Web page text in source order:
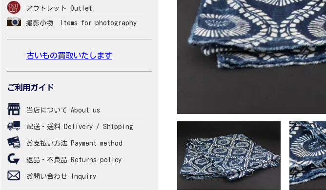
アウトレット Outlet
撮影小物 Items for photography
古いもの買取いたします
ご利用ガイド
当店について About us
配送・送料 Delivery / Shipping
お支払い方法 Payment method
返品・不良品 Returns policy
お問い合わせ Inquiry